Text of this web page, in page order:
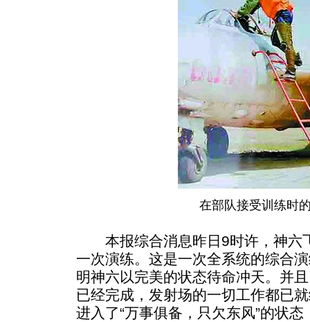
在部队接受训练时
本报综合消息昨日9时许，神六
一次演练。这是一次全系统的综合
明神六以完美的状态待命冲天。并
已经完成，发射场的一切工作都已
进入了“万事俱备，只欠东风”的状态